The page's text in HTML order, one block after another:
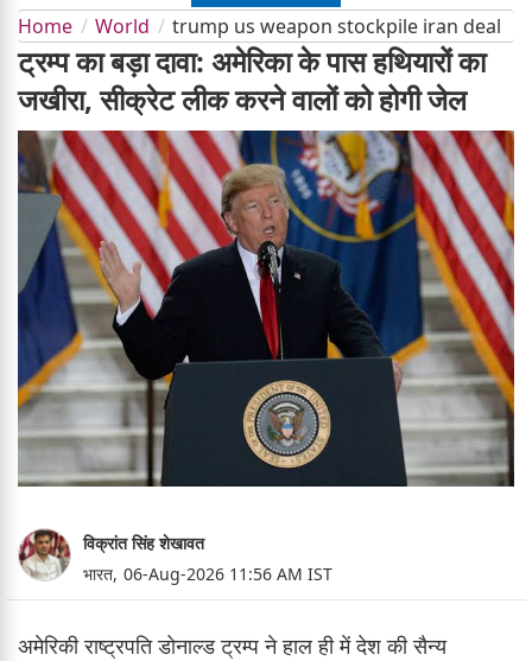
Home World trump us weapon stockpile iran deal
ट्रम्प का बड़ा दावा: अमेरिका के पास हथियारों का
जखीरा, सीक्रेट लीक करने वालों को होगी जेल
विक्रांत सिंह शेखावत
भारत, 06-Aug-2026 11:56 AM IST
अमेरिकी राष्ट्रपति डोनाल्ड ट्रम्प ने हाल ही में देश की सैन्य